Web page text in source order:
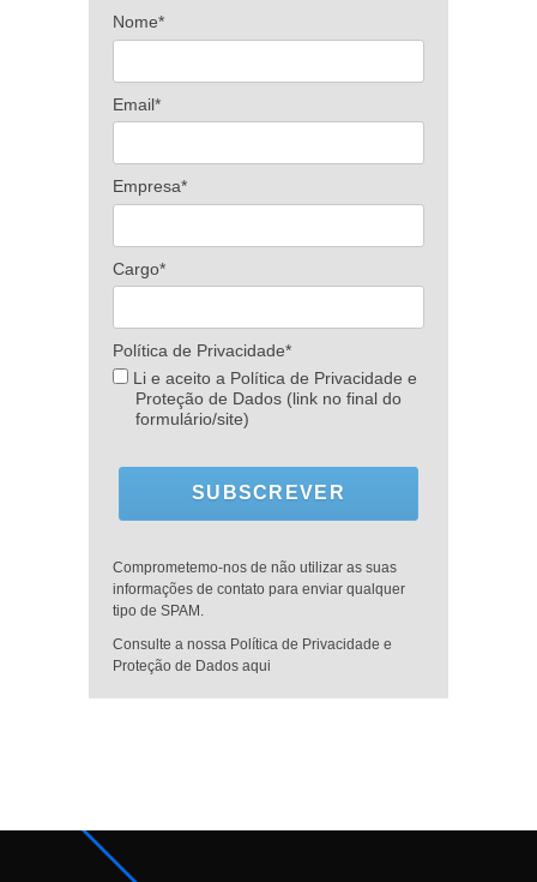
Nome*
Email*
Empresa*
Cargo*
Política de Privacidade*
Li e aceito a Política de Privacidade e
Proteção de Dados (link no final do
formulário/site)
SUBSCREVER
Comprometemo-nos de não utilizar as suas
informações de contato para enviar qualquer
tipo de SPAM.
Consulte a nossa Política de Privacidade e
Proteção de Dados aqui